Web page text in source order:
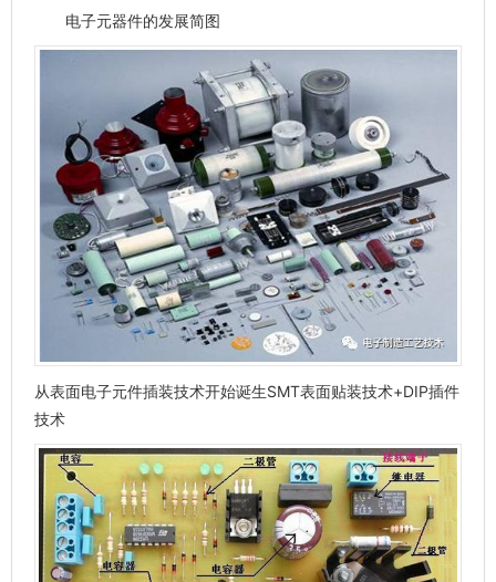
电子元器件的发展简图
从表面电子元件插装技术开始诞生SMT表面贴装技术+DIP插件
技术